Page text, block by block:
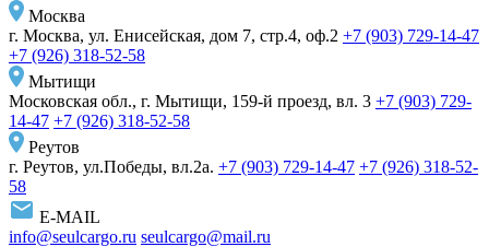
Москва
г. Москва, ул. Енисейская, дом 7, стр.4, оф.2 +7 (903) 729-14-47
+7 (926) 318-52-58
Мытищи
Московская обл., г. Мытищи, 159-й проезд, вл. 3 +7 (903) 729-
14-47 +7 (926) 318-52-58
Реутов
г. Реутов, ул.Победы, вл.2а. +7 (903) 729-14-47 +7 (926) 318-52-
58
E-MAIL
info@seulcargo.ru seulcargo@mail.ru